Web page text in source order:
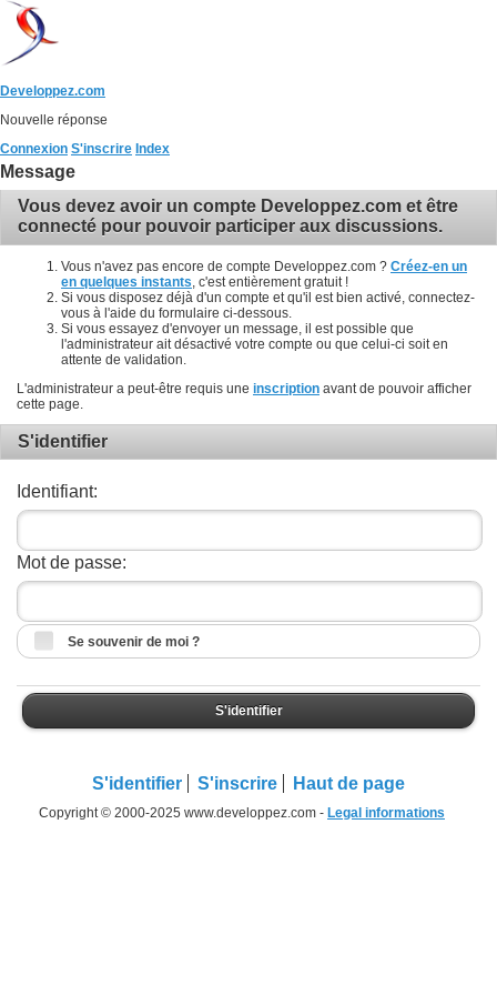
Developpez.com
Nouvelle réponse
Connexion S'inscrire Index
Message
Vous devez avoir un compte Developpez.com et être
connecté pour pouvoir participer aux discussions.
Vous n'avez pas encore de compte Developpez.com ? Créez-en un
en quelques instants , c'est entièrement gratuit !
Si vous disposez déjà d'un compte et qu'il est bien activé, connectez-
vous à l'aide du formulaire ci-dessous.
Si vous essayez d'envoyer un message, il est possible que
l'administrateur ait désactivé votre compte ou que celui-ci soit en
attente de validation.
L'administrateur a peut-être requis une inscription avant de pouvoir afficher
cette page.
S'identifier
Identifiant:
Mot de passe:
Se souvenir de moi ?
S'identifier
S'identifier S'inscrire Haut de page
Copyright © 2000-2025 www.developpez.com - Legal informations